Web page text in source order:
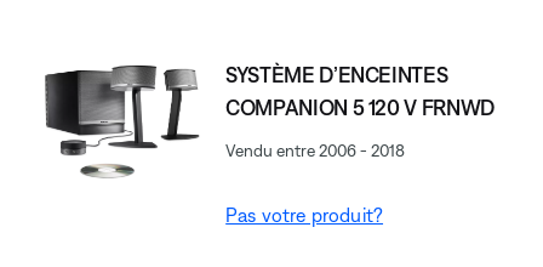
SYSTÈME D’ENCEINTES
COMPANION 5 120 V FRNWD
Vendu entre 2006 - 2018
Pas votre produit?